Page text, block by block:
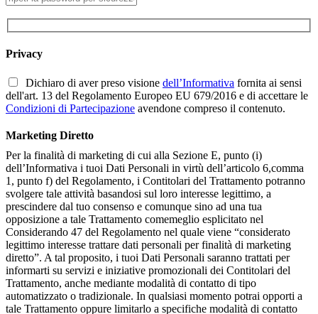
Privacy
Dichiaro di aver preso visione dell’Informativa fornita ai sensi
dell'art. 13 del Regolamento Europeo EU 679/2016 e di accettare le
Condizioni di Partecipazione avendone compreso il contenuto.
Marketing Diretto
Per la finalità di marketing di cui alla Sezione E, punto (i)
dell’Informativa i tuoi Dati Personali in virtù dell’articolo 6,comma
1, punto f) del Regolamento, i Contitolari del Trattamento potranno
svolgere tale attività basandosi sul loro interesse legittimo, a
prescindere dal tuo consenso e comunque sino ad una tua
opposizione a tale Trattamento comemeglio esplicitato nel
Considerando 47 del Regolamento nel quale viene “considerato
legittimo interesse trattare dati personali per finalità di marketing
diretto”. A tal proposito, i tuoi Dati Personali saranno trattati per
informarti su servizi e iniziative promozionali dei Contitolari del
Trattamento, anche mediante modalità di contatto di tipo
automatizzato o tradizionale. In qualsiasi momento potrai opporti a
tale Trattamento oppure limitarlo a specifiche modalità di contatto